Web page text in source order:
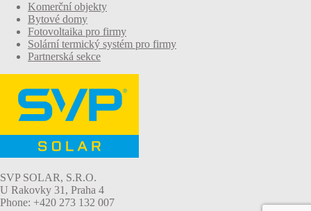
Komerční objekty
Bytové domy
Fotovoltaika pro firmy
Solární termický systém pro firmy
Partnerská sekce
SVP SOLAR, S.R.O.
U Rakovky 31, Praha 4
Phone: +420 273 132 007